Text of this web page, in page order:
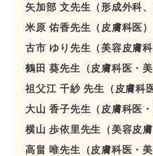
矢加部 文先生（形成外科
米原 佑香先生（皮膚科医）
古市 ゆり先生（美容皮膚科
鶴田 葵先生（皮膚科医・美
祖父江 千紗 先生（皮膚科
大山 香子先生（皮膚科医・
横山 歩依里先生（美容皮膚
高畠 唯先生（皮膚科医・美